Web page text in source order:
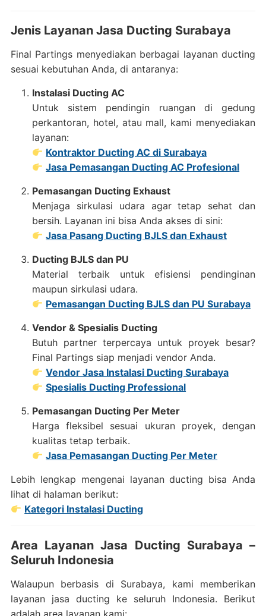
Jenis Layanan Jasa Ducting Surabaya
Final Partings menyediakan berbagai layanan ducting
sesuai kebutuhan Anda, di antaranya:
Instalasi Ducting AC
Untuk sistem pendingin ruangan di gedung
perkantoran, hotel, atau mall, kami menyediakan
layanan:
Kontraktor Ducting AC di Surabaya
Jasa Pemasangan Ducting AC Profesional
Pemasangan Ducting Exhaust
Menjaga sirkulasi udara agar tetap sehat dan
bersih. Layanan ini bisa Anda akses di sini:
Jasa Pasang Ducting BJLS dan Exhaust
Ducting BJLS dan PU
Material terbaik untuk efisiensi pendinginan
maupun sirkulasi udara.
Pemasangan Ducting BJLS dan PU Surabaya
Vendor & Spesialis Ducting
Butuh partner terpercaya untuk proyek besar?
Final Partings siap menjadi vendor Anda.
Vendor Jasa Instalasi Ducting Surabaya
Spesialis Ducting Professional
Pemasangan Ducting Per Meter
Harga fleksibel sesuai ukuran proyek, dengan
kualitas tetap terbaik.
Jasa Pemasangan Ducting Per Meter
Lebih lengkap mengenai layanan ducting bisa Anda
lihat di halaman berikut:
Kategori Instalasi Ducting
Area Layanan Jasa Ducting Surabaya –
Seluruh Indonesia
Walaupun berbasis di Surabaya, kami memberikan
layanan jasa ducting ke seluruh Indonesia. Berikut
adalah area layanan kami: